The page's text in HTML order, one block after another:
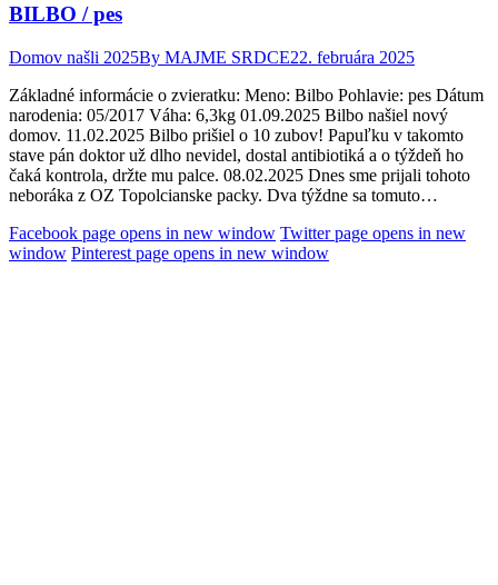
BILBO / pes
Domov našli 2025By MAJME SRDCE22. februára 2025
Základné informácie o zvieratku: Meno: Bilbo Pohlavie: pes Dátum
narodenia: 05/2017 Váha: 6,3kg 01.09.2025 Bilbo našiel nový
domov. 11.02.2025 Bilbo prišiel o 10 zubov! Papuľku v takomto
stave pán doktor už dlho nevidel, dostal antibiotiká a o týždeň ho
čaká kontrola, držte mu palce. 08.02.2025 Dnes sme prijali tohoto
neboráka z OZ Topolcianske packy. Dva týždne sa tomuto…
Facebook page opens in new window Twitter page opens in new
window Pinterest page opens in new window